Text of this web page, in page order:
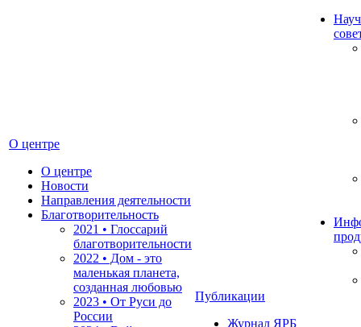
О центре
О центре
Новости
Направления деятельности
Благотворительность
2021 • Глоссарий
благотворительности
2022 • Дом - это
маленькая планета,
созданная любовью
2023 • От Руси до
России
Публикации
Журнал ЯРБ